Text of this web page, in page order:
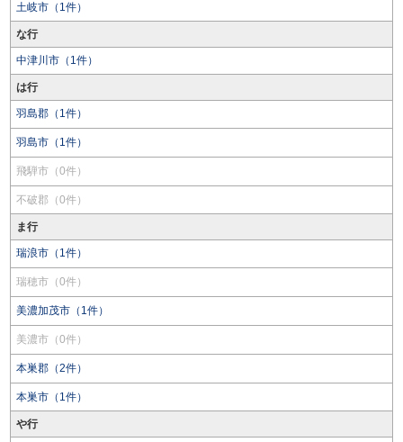
土岐市（1件）
な行
中津川市（1件）
は行
羽島郡（1件）
羽島市（1件）
飛騨市（0件）
不破郡（0件）
ま行
瑞浪市（1件）
瑞穂市（0件）
美濃加茂市（1件）
美濃市（0件）
本巣郡（2件）
本巣市（1件）
や行